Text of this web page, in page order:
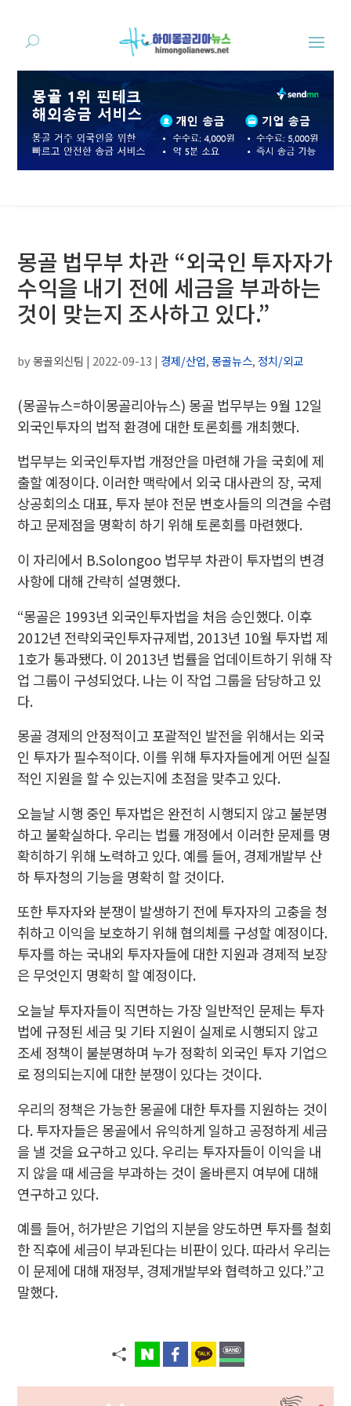
몽골 법무부 차관 “외국인 투자자가
수익을 내기 전에 세금을 부과하는
것이 맞는지 조사하고 있다.”
by몽골외신팀 | 2022-09-13 | 경제/산업,몽골뉴스, 정치/외교
(몽골뉴스=하이몽골리아뉴스) 몽골 법무부는 9월 12일
외국인투자의 법적 환경에 대한 토론회를 개최했다.
법무부는 외국인투자법 개정안을 마련해 가을 국회에 제
출할 예정이다. 이러한 맥락에서 외국 대사관의 장, 국제
상공회의소 대표, 투자 분야 전문 변호사들의 의견을 수렴
하고 문제점을 명확히 하기 위해 토론회를 마련했다.
이 자리에서 B.Solongoo 법무부 차관이 투자법의 변경
사항에 대해 간략히 설명했다.
“몽골은 1993년 외국인투자법을 처음 승인했다. 이후
2012년 전략외국인투자규제법, 2013년 10월 투자법 제
1호가 통과됐다. 이 2013년 법률을 업데이트하기 위해 작
업 그룹이 구성되었다. 나는 이 작업 그룹을 담당하고 있
다.
몽골 경제의 안정적이고 포괄적인 발전을 위해서는 외국
인 투자가 필수적이다. 이를 위해 투자자들에게 어떤 실질
적인 지원을 할 수 있는지에 초점을 맞추고 있다.
오늘날 시행 중인 투자법은 완전히 시행되지 않고 불분명
하고 불확실하다. 우리는 법률 개정에서 이러한 문제를 명
확히하기 위해 노력하고 있다. 예를 들어, 경제개발부 산
하 투자청의 기능을 명확히 할 것이다.
또한 투자자와 분쟁이 발생하기 전에 투자자의 고충을 청
취하고 이익을 보호하기 위해 협의체를 구성할 예정이다.
투자를 하는 국내외 투자자들에 대한 지원과 경제적 보장
은 무엇인지 명확히 할 예정이다.
오늘날 투자자들이 직면하는 가장 일반적인 문제는 투자
법에 규정된 세금 및 기타 지원이 실제로 시행되지 않고
조세 정책이 불분명하며 누가 정확히 외국인 투자 기업으
로 정의되는지에 대한 분쟁이 있다는 것이다.
우리의 정책은 가능한 몽골에 대한 투자를 지원하는 것이
다. 투자자들은 몽골에서 유익하게 일하고 공정하게 세금
을 낼 것을 요구하고 있다. 우리는 투자자들이 이익을 내
지 않을 때 세금을 부과하는 것이 올바른지 여부에 대해
연구하고 있다.
예를 들어, 허가받은 기업의 지분을 양도하면 투자를 철회
한 직후에 세금이 부과된다는 비판이 있다. 따라서 우리는
이 문제에 대해 재정부, 경제개발부와 협력하고 있다.”고
말했다.